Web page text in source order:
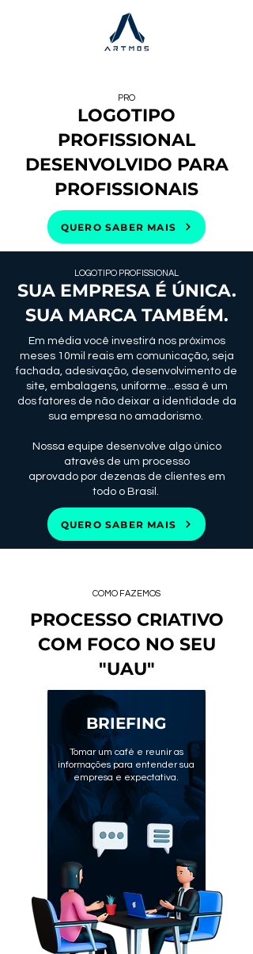
PRO
LOGOTIPO
PROFISSIONAL
DESENVOLVIDO PARA
PROFISSIONAIS
QUERO SABER MAIS
LOGOTIPO PROFISSIONAL
SUA EMPRESA É ÚNICA.
SUA MARCA TAMBÉM.
Em média você investirá nos próximos
meses 10mil reais em comunicação, seja
fachada, adesivação, desenvolvimento de
site, embalagens, uniforme...essa é um
dos fatores de não deixar a identidade da
sua empresa no amadorismo.
Nossa equipe desenvolve algo único
através de um processo
aprovado por dezenas de clientes em
todo o Brasil.
QUERO SABER MAIS
COMO FAZEMOS
PROCESSO CRIATIVO
COM FOCO NO SEU
"UAU"
BRIEFING
Tomar um café e reunir as
informações para entender sua
empresa e expectativa.